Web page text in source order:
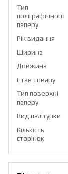
Тип
поліграфічного
паперу
Рік видання
Ширина
Довжина
Стан товару
Тип поверхні
паперу
Вид палітурки
Кількість
сторінок